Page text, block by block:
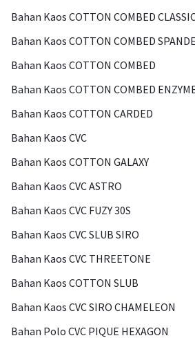
Bahan Kaos COTTON COMBED
Bahan Kaos COTTON COMBED
Bahan Kaos COTTON COMBED
Bahan Kaos COTTON COMBED
Bahan Kaos COTTON CARDED
Bahan Kaos CVC
Bahan Kaos COTTON GALAXY
Bahan Kaos CVC ASTRO
Bahan Kaos CVC FUZY 30S
Bahan Kaos CVC SLUB SIRO
Bahan Kaos CVC THREETONE
Bahan Kaos COTTON SLUB
Bahan Kaos CVC SIRO CHAMELEON
Bahan Polo CVC PIQUE HEXAGON